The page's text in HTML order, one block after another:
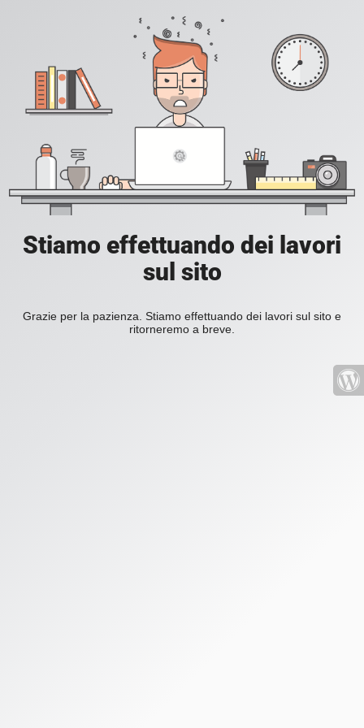
Stiamo effettuando dei lavori
sul sito
Grazie per la pazienza. Stiamo effettuando dei lavori sul sito e
ritorneremo a breve.